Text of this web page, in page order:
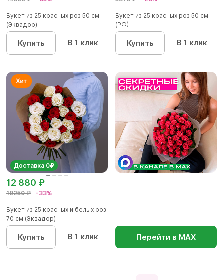
Букет из 25 красных роз 50 см
(Эквадор)
Купить В 1 клик
Букет из 25 красных роз 50 см
(РФ)
Купить В 1 клик
Доставка 0₽
19250 ₽ -33%
12 880 ₽
Букет из 25 красных и белых роз
70 см (Эквадор)
Купить В 1 клик Перейти в МАХ